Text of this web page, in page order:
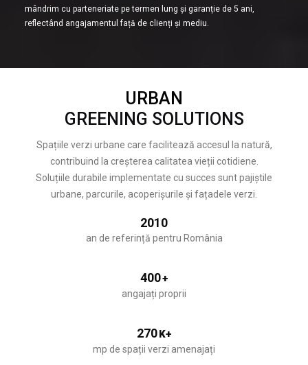
mândrim cu parteneriate pe termen lung și garanție de 5 ani,
reflectând angajamentul față de clienți și mediu.
URBAN
GREENING SOLUTIONS
Spațiile verzi urbane care facilitează accesul la natură,
contribuind la creșterea calitatea vieții cotidiene.
Soluțiile durabile implementate cu succes sunt pajiștile
urbane, parcurile, acoperișurile și fațadele verzi.
2010
an de referință pentru România
400+
angajați proprii
270K+
mp de spații verzi amenajați